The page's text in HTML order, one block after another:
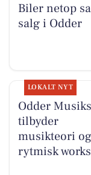
Biler netop
salg i Odder
LOKALT NYT
Odder
tilbyder
musikteori og
rytmisk